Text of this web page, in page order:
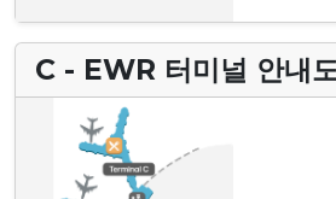
C - EWR 터미널 안내